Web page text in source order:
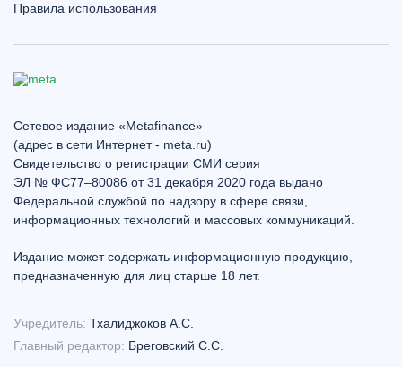
Правила использования
Сетевое издание «Metafinance»
(адрес в сети Интернет - meta.ru)
Свидетельство о регистрации СМИ серия
ЭЛ № ФС77–80086 от 31 декабря 2020 года выдано
Федеральной службой по надзору в сфере связи,
информационных технологий и массовых коммуникаций.
Издание может содержать информационную продукцию,
предназначенную для лиц старше 18 лет.
Учредитель: Тхалиджоков А.С.
Главный редактор: Бреговский С.С.